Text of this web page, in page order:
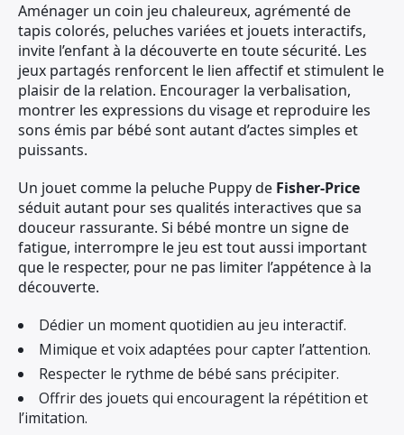
Aménager un coin jeu chaleureux, agrémenté de
tapis colorés, peluches variées et jouets interactifs,
invite l’enfant à la découverte en toute sécurité. Les
jeux partagés renforcent le lien affectif et stimulent le
plaisir de la relation. Encourager la verbalisation,
montrer les expressions du visage et reproduire les
sons émis par bébé sont autant d’actes simples et
puissants.
Un jouet comme la peluche Puppy de Fisher-Price
séduit autant pour ses qualités interactives que sa
douceur rassurante. Si bébé montre un signe de
fatigue, interrompre le jeu est tout aussi important
que le respecter, pour ne pas limiter l’appétence à la
découverte.
Dédier un moment quotidien au jeu interactif.
Mimique et voix adaptées pour capter l’attention.
Respecter le rythme de bébé sans précipiter.
Offrir des jouets qui encouragent la répétition et
l’imitation.